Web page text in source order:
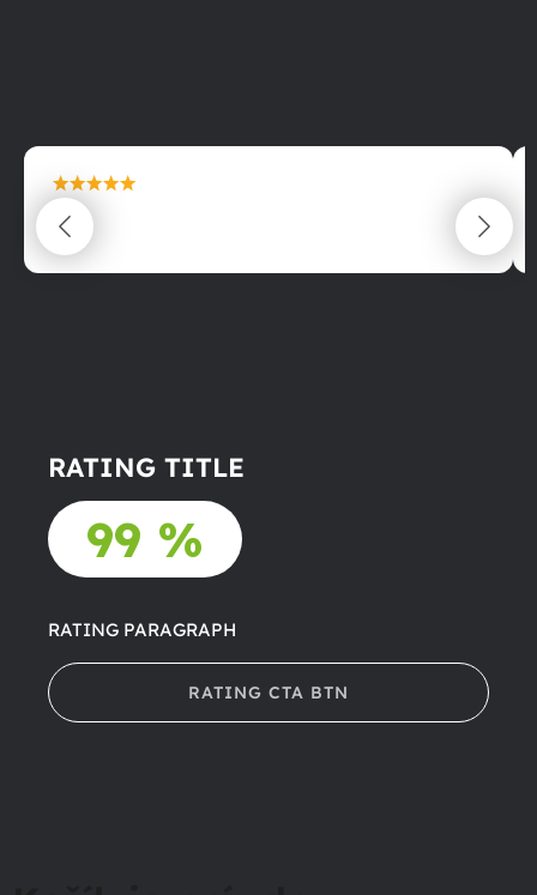
maximální spokojenost
22.06.2025
RATING TITLE
99 %
RATING PARAGRAPH
RATING CTA BTN